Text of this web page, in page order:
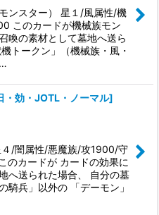
ンスター） 星１/風属性/機
このカードが機械族モン
喚の素材として墓地へ送ら
トークン」（機械族・風・
・効・JOTL・ノーマル]
/闇属性/悪魔族/攻1900/守
のカードが カードの効果に
へ送られた場合、 自分の墓
騎兵」以外の 「デーモン」